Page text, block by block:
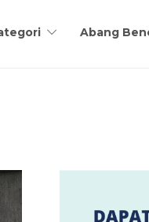
Abang